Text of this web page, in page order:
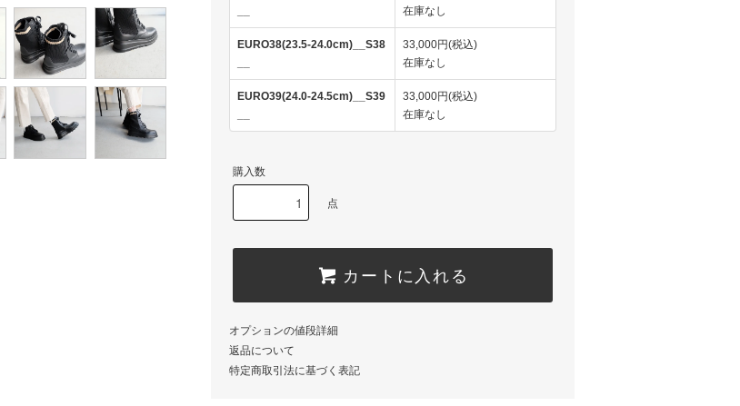
在庫なし
EURO38(23.5-24.0cm)__S38
33,000円(税込)
在庫なし
EURO39(24.0-24.5cm)__S39
33,000円(税込)
在庫なし
購入数
点
カートに入れる
オプションの値段詳細
返品について
特定商取引法に基づく表記